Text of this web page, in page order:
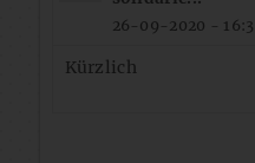
26-09-2020 -
Kürzlich